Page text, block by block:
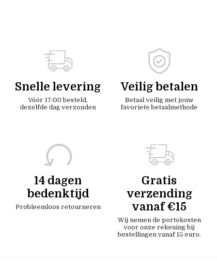
Snelle levering
Vóór 17:00 besteld,
dezelfde dag verzonden
Veilig betalen
Betaal veilig met jouw
favoriete betaalmethode
14 dagen
bedenktijd
Probleemloos retourneren
Gratis
verzending
vanaf €15
Wij nemen de portokosten
voor onze rekening bij
bestellingen vanaf 15 euro.